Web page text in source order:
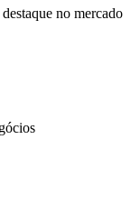
no mercado